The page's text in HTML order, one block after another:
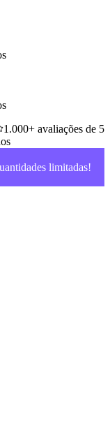
1.000+ avaliações de 5
limitadas!